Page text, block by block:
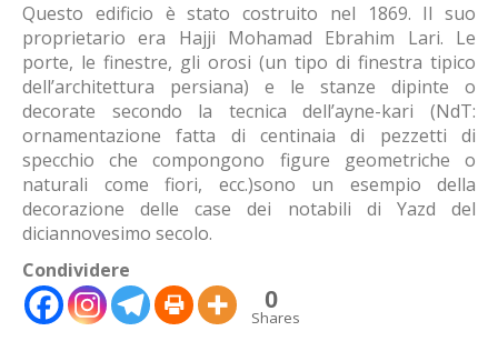
Questo edificio è stato costruito nel 1869. Il suo
proprietario era Hajji Mohamad Ebrahim Lari. Le
porte, le finestre, gli orosi (un tipo di finestra tipico
dell’architettura persiana) e le stanze dipinte o
decorate secondo la tecnica dell’ayne-kari (NdT:
ornamentazione fatta di centinaia di pezzetti di
specchio che compongono figure geometriche o
naturali come fiori, ecc.)sono un esempio della
decorazione delle case dei notabili di Yazd del
diciannovesimo secolo.
Condividere
0
Shares